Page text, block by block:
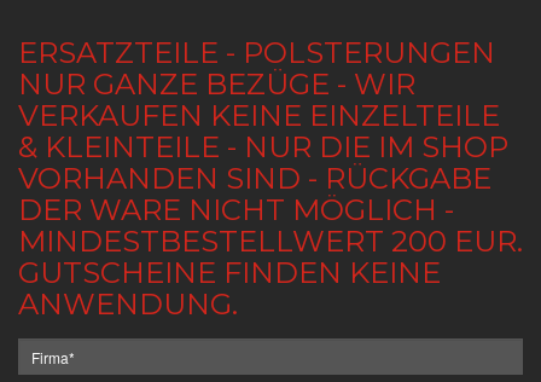
ERSATZTEILE - POLSTERUNGEN
NUR GANZE BEZÜGE - WIR
VERKAUFEN KEINE EINZELTEILE
& KLEINTEILE - NUR DIE IM SHOP
VORHANDEN SIND - RÜCKGABE
DER WARE NICHT MÖGLICH -
MINDESTBESTELLWERT 200 EUR.
GUTSCHEINE FINDEN KEINE
ANWENDUNG.